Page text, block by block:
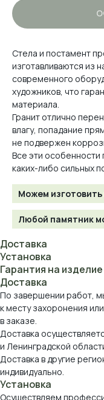
Стела и постамент
изготавливаются из
современного
художников, что
материала.
Гранит отлично
влагу, попадание
не подвержен
Все эти особенности
каких-либо сильных
Можем
Любой памятник
Доставка
Установка
Гарантия на изделие
Доставка
По завершении работ,
к месту захоронения
в заказе.
Доставка
и Ленинградской
Доставка в другие
индивидуально.
Установка
Осуществляем